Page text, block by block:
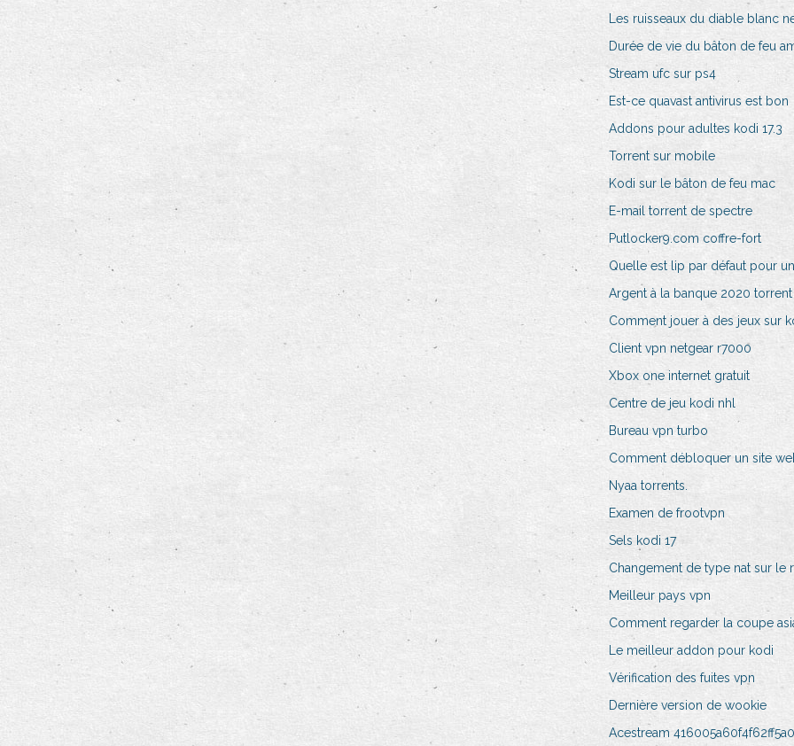
Les ruisseaux du diable blanc
Durée de vie du bâton de feu
Stream ufc sur ps4
Est-ce quavast antivirus est bon
Addons pour adultes kodi 17.3
Torrent sur mobile
Kodi sur le bâton de feu mac
E-mail torrent de spectre
Putlocker9.com coffre-fort
Quelle est lip par défaut pour
Argent à la banque 2020 torrent
Comment jouer à des jeux sur
Client vpn netgear r7000
Xbox one internet gratuit
Centre de jeu kodi nhl
Bureau vpn turbo
Comment débloquer un site
Nyaa torrents.
Examen de frootvpn
Sels kodi 17
Changement de type nat sur le
Meilleur pays vpn
Comment regarder la coupe
Le meilleur addon pour kodi
Vérification des fuites vpn
Dernière version de wookie
Acestream